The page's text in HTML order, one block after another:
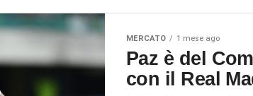
MERCATO 1 mese ago
Paz è del
con il Real